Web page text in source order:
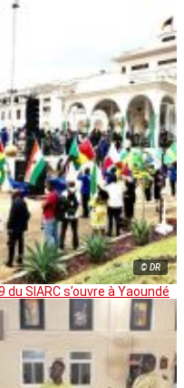
© DR
du SIARC s’ouvre à Yaoundé